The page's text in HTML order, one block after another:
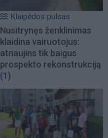
Klaipėdos pulsas
Nusitrynęs ženklinimas
klaidina vairuotojus:
atnaujins tik baigus
prospekto rekonstrukciją
(1)